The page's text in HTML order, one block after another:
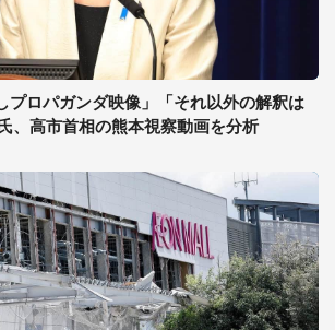
プロパガンダ映像」「それ以外の解釈は
、高市首相の熊本視察動画を分析